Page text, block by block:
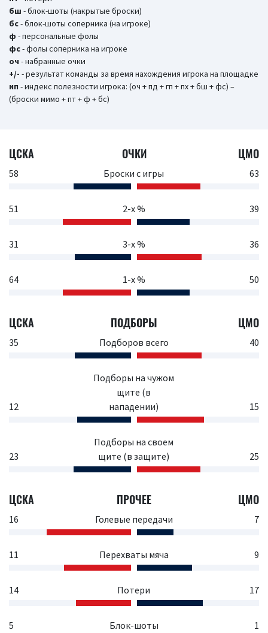
бш - блок-шоты (накрытые броски)
бc- блок-шоты соперника (на игроке)
ф - персональные фолы
фс- фолы соперника на игроке
оч - набранные очки
+/- - результат команды за время нахождения игрока на площадке
ип - индекс полезности игрока: (оч + пд + гп + пх + бш + фс) –
(броски мимо + пт + ф + бс)
ЦСКА ОЧКИ ЦМО
58 Броски с игры 63
51 2-х % 39
31 3-х % 36
64 1-х % 50
ЦСКА ПОДБОРЫ ЦМО
35 Подборов всего 40
12
Подборы на чужом
щите (в
нападении)
15
23
Подборы на своем
щите (в защите)
25
ЦСКА ПРОЧЕЕ ЦМО
16 Голевые передачи 7
11 Перехваты мяча 9
14 Потери 17
5 Блок-шоты 1